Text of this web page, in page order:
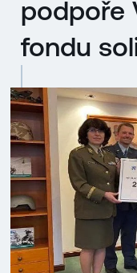
podpoře
fondu